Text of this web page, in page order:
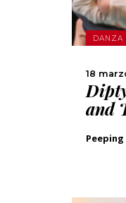
DANZA
18
and
Peeping